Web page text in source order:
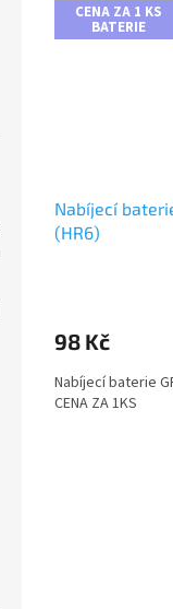
CENA ZA 1 KS
BATERIE
Nabíjecí
(HR6)
98 Kč
Nabíjecí baterie
CENA ZA 1KS